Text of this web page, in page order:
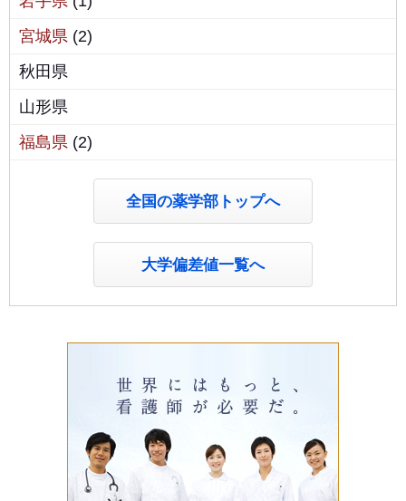
宮城県 (2)
秋田県
山形県
福島県 (2)
全国の薬学部トップへ
大学偏差値一覧へ